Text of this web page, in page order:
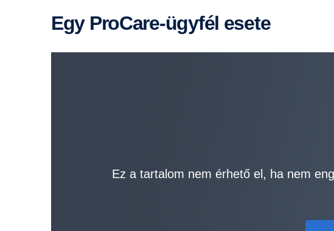
Egy ProCare-ügyfél esete
Ez a tartalom nem érhető el, ha nem